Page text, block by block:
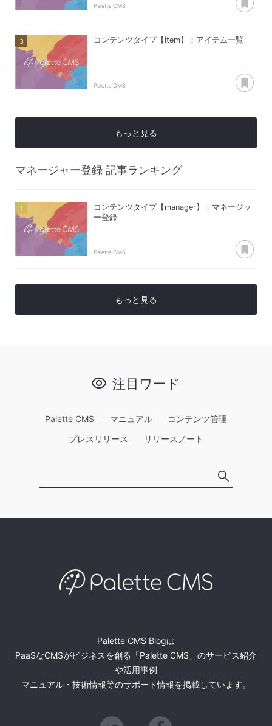
Palette CMS
コンテンツタイプ【item】：アイテム一覧
Palette CMS
もっと見る
マネージャー登録 記事ランキング
コンテンツタイプ【manager】：マネージャ
ー登録
Palette CMS
もっと見る
注目ワード
Palette CMS マニュアル
コンテンツ管理
プレスリリース
リリースノート
Palette CMS Blogは
PaaSなCMSがビジネスを創る「Palette CMS」のサービス紹介
や活用事例
マニュアル・技術情報等のサポート情報を掲載しています。
Twitter